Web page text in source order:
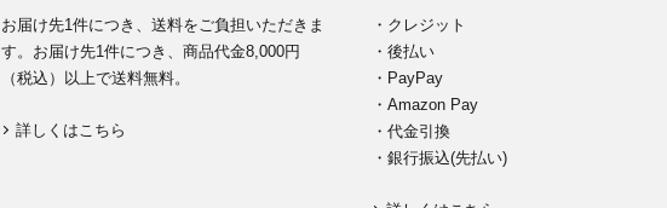
お届け先1件につき、送料をご負担いただきま
す。お届け先1件につき、商品代金8,000円
（税込）以上で送料無料。
詳しくはこちら
・クレジット
・後払い
・PayPay
・Amazon Pay
・代金引換
・銀行振込(先払い)